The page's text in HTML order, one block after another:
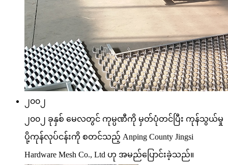
၂၀၀၂
၂၀၀၂ ခုနှစ် မေလတွင် ကုမ္ပဏီကို မှတ်ပုံတင်ပြီး ကုန်သွယ်မှု
ပို့ကုန်လုပ်ငန်းကို စတင်သည့် Anping County Jingsi
Hardware Mesh Co., Ltd ဟု အမည်ပြောင်းခဲ့သည်။